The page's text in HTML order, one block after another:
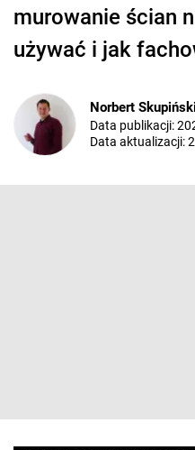
murowanie ścian
używać i jak
Norbert Skupiński
Data publikacji:
Data aktualizacji: